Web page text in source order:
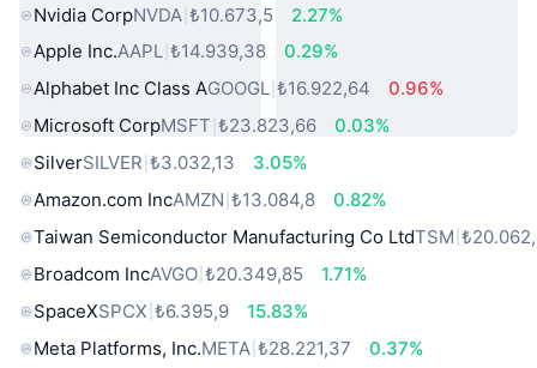
Nvidia CorpNVDA ₺10.673,5
2.27%
Apple Inc.AAPL ₺14.939,38
0.29%
Alphabet Inc Class AGOOGL ₺16.922,64
0.96%
Microsoft CorpMSFT ₺23.823,66
0.03%
SilverSILVER ₺3.032,13
3.05%
Amazon.com IncAMZN ₺13.084,8
0.82%
Taiwan Semiconductor Manufacturing Co LtdTSM
Broadcom IncAVGO ₺20.349,85
1.71%
SpaceXSPCX ₺6.395,9
15.83%
Meta Platforms, Inc.META ₺28.221,37
0.37%